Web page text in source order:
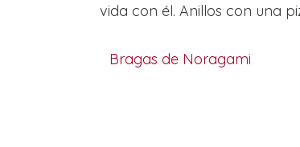
vida con él. Anillos con una
Bragas de Noragami